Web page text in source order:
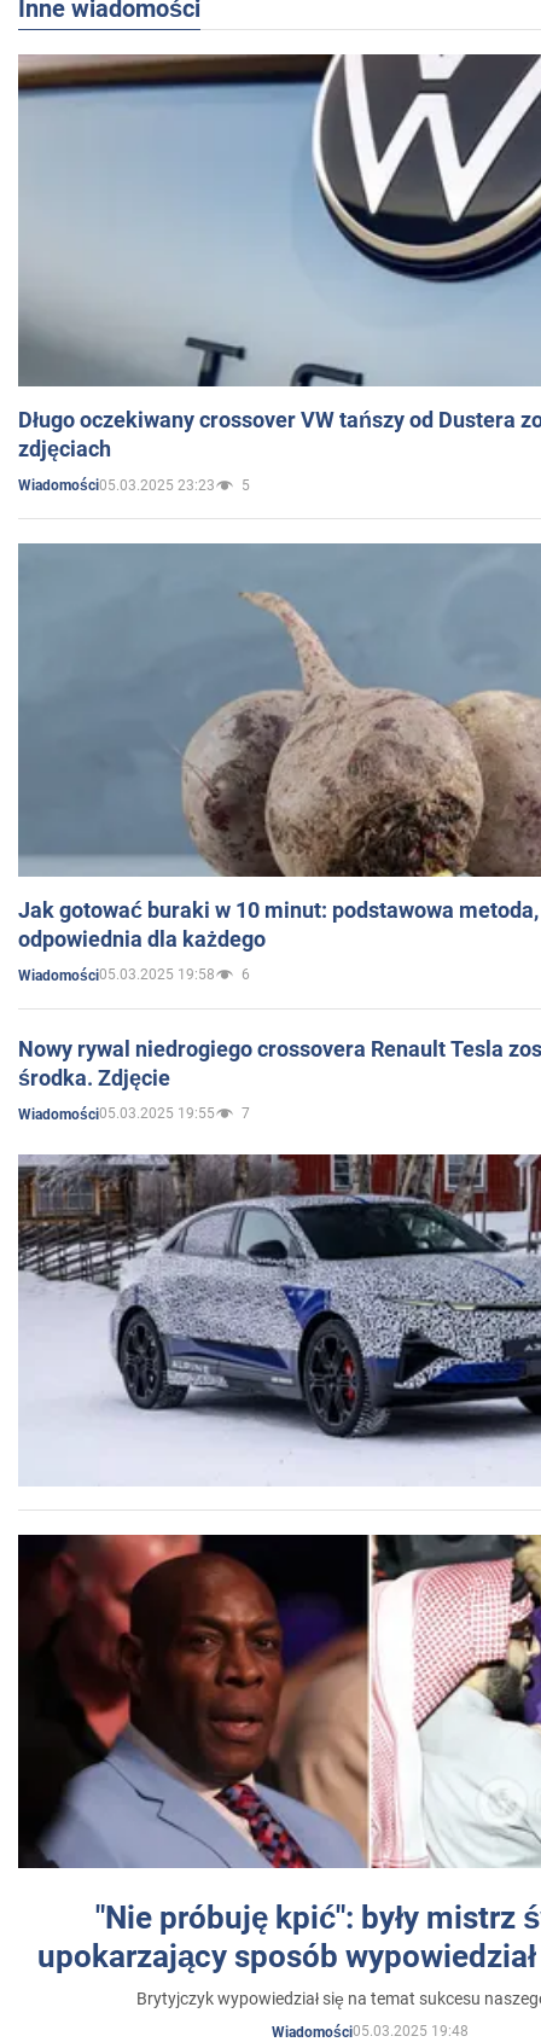
Inne wiadomości
Długo oczekiwany crossover VW tańszy od Dustera
zdjęciach
Wiadomości05.03.2025 23:23 5
Jak gotować buraki w 10 minut: podstawowa
odpowiednia dla każdego
Wiadomości05.03.2025 19:58 6
Nowy rywal niedrogiego crossovera Renault Tesla
środka. Zdjęcie
Wiadomości05.03.2025 19:55 7
"Nie próbuję kpić": były mistrz
upokarzający sposób
Brytyjczyk wypowiedział się na temat sukcesu
Wiadomości05.03.2025 19:48